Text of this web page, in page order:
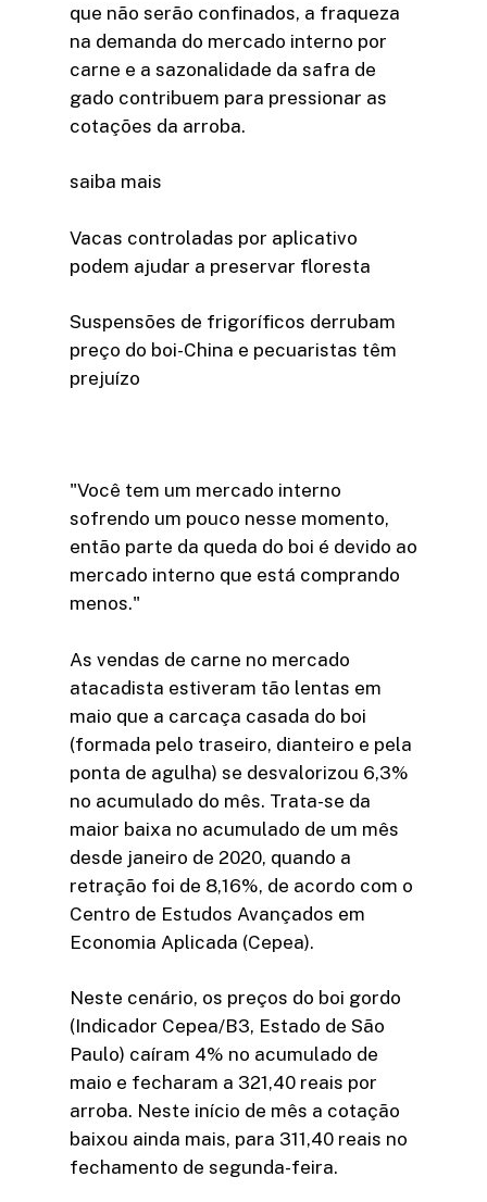
que não serão confinados, a fraqueza
na demanda do mercado interno por
carne e a sazonalidade da safra de
gado contribuem para pressionar as
cotações da arroba.
saiba mais
Vacas controladas por aplicativo
podem ajudar a preservar floresta
Suspensões de frigoríficos derrubam
preço do boi-China e pecuaristas têm
prejuízo
"Você tem um mercado interno
sofrendo um pouco nesse momento,
então parte da queda do boi é devido ao
mercado interno que está comprando
menos."
As vendas de carne no mercado
atacadista estiveram tão lentas em
maio que a carcaça casada do boi
(formada pelo traseiro, dianteiro e pela
ponta de agulha) se desvalorizou 6,3%
no acumulado do mês. Trata-se da
maior baixa no acumulado de um mês
desde janeiro de 2020, quando a
retração foi de 8,16%, de acordo com o
Centro de Estudos Avançados em
Economia Aplicada (Cepea).
Neste cenário, os preços do boi gordo
(Indicador Cepea/B3, Estado de São
Paulo) caíram 4% no acumulado de
maio e fecharam a 321,40 reais por
arroba. Neste início de mês a cotação
baixou ainda mais, para 311,40 reais no
fechamento de segunda-feira.